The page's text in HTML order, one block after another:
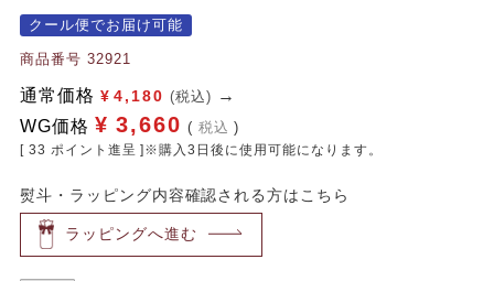
クール便でお届け可能
商品番号 32921
通常価格 ¥ 4,180 (税込)
WG価格 ¥ 3,660 税込
[ 33 ポイント進呈 ]※購入3日後に使用可能になります。
熨斗・ラッピング内容確認される方はこちら
ラッピングへ進む